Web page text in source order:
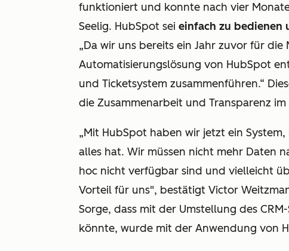
funktioniert und konnte nach vier
Seelig. HubSpot sei einfach zu bedienen
„Da wir uns bereits ein Jahr zuvor für die
Automatisierungslösung von HubSpot
und Ticketsystem zusammenführen.“
die Zusammenarbeit und Transparenz
„Mit HubSpot haben wir jetzt ein
alles hat. Wir müssen nicht mehr Daten
hoc nicht verfügbar sind und vielleicht
Vorteil für uns", bestätigt Victor
Sorge, dass mit der Umstellung des
könnte, wurde mit der Anwendung von